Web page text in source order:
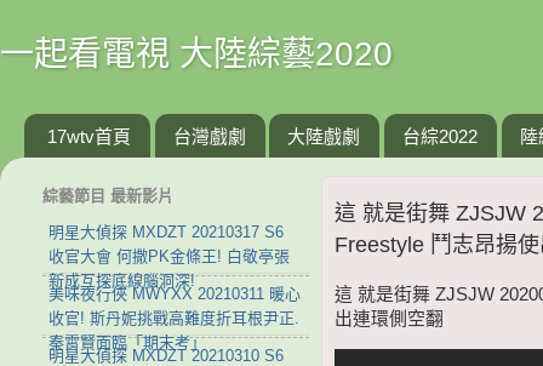
一起看電視 大陸綜藝2020
17wtv首頁 台灣戲劇 大陸戲劇 台綜2022 陸
這 就是街舞 ZJSJW
Freestyle 鬥志昂揚
這 就是街舞 ZJSJW
出連環側空翻
綜藝節目 最新影片
明星大偵探 MXDZT 20210317 S6
收官大會 何撒PK金條王! 白敬亭張
新成互探底線腦洞深!
美味夜行俠 MWYXX 20210311 暖心
收官! 斯丹妮挑戰高難度折耳根尹正.
秦霄賢面臨「期末考」
明星大偵探 MXDZT 20210310 S6